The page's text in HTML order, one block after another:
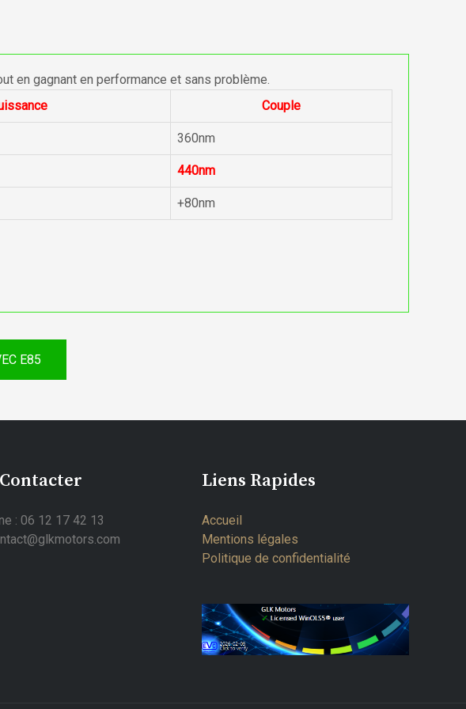
en gagnant en performance et sans problème.
Couple
360nm
440nm
+80nm
E85
: 06 12 17 42 13
Liens Rapides
Accueil
Mentions légales
Politique de confidentialité